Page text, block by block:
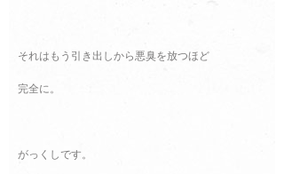
それはもう引き出しから悪臭を放つほど
完全に。
がっくしです。